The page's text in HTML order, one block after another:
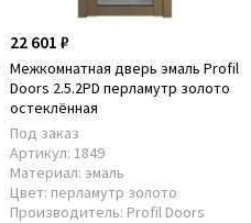
22 601 ₽
Межкомнатная дверь эмаль Profil
Doors 2.5.2PD перламутр золото
остеклённая
Под заказ
Артикул: 1849
Материал: эмаль
Цвет: перламутр золото
Производитель: Profil Doors